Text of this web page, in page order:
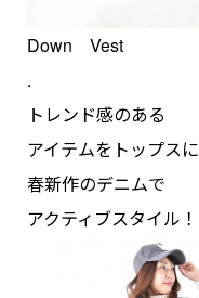
Down Vest
.
トレンド感のある
アイテムをトップスに
春新作のデニムで
アクティブスタイル！